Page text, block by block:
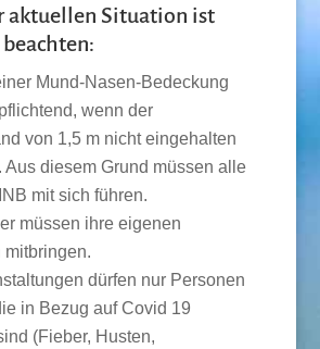
aktuellen Situation ist
Mund-Nasen-Bedeckung
wenn der
von 1,5 m nicht eingehalten
Aus diesem Grund müssen alle
mit sich führen.
müssen ihre eigenen
mitbringen.
dürfen nur Personen
in Bezug auf Covid 19
(Fieber, Husten,